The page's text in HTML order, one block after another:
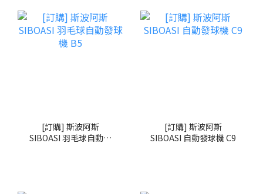
[訂購] 斯波阿斯
SIBOASI 羽毛球自動發
[訂購] 斯波阿斯
SIBOASI 自動發球機 C9